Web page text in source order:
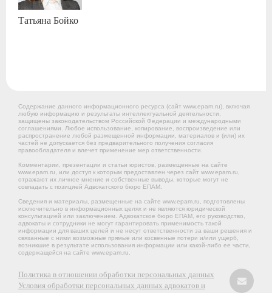
Татьяна Бойко
Содержание данного информационного ресурса (сайт www.epam.ru), включая
любую информацию и результаты интеллектуальной деятельности,
защищены законодательством Российской Федерации и международными
соглашениями. Любое использование, копирование, воспроизведение или
распространение любой размещенной информации, материалов и (или) их
частей не допускается без предварительного получения согласия
правообладателя и влечет применение мер ответственности.
Комментарии, презентации и статьи юристов, размещенные на сайте
www.epam.ru, или доступ к которым предоставлен через сайт www.epam.ru,
отражают их личное мнение и собственные выводы, которые могут не
совпадать с позицией Адвокатского бюро ЕПАМ.
Сведения и материалы, размещенные на сайте www.epam.ru, подготовлены
исключительно в информационных целях и не являются юридической
консультацией или заключением. Адвокатское бюро ЕПАМ, его руководство,
адвокаты и сотрудники не могут гарантировать применимость такой
информации для ваших целей и не несут ответственности за ваши решения и
связанные с ними возможные прямые или косвенные потери и/или ущерб,
возникшие в результате использования информации или какой-либо ее части,
содержащейся на сайте www.epam.ru.
Политика в отношении обработки персональных данных
Условия обработки персональных данных адвокатов и